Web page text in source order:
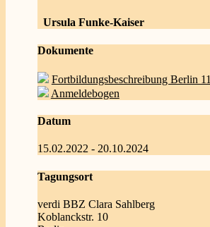
Ursula Funke-Kaiser
Dokumente
Fortbildungsbeschreibung Berlin 11
Anmeldebogen
Datum
15.02.2022 - 20.10.2024
Tagungsort
verdi BBZ Clara Sahlberg
Koblanckstr. 10